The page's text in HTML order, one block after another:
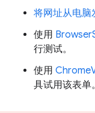
将网址从电脑
使用
行测试。
使用
具试用该表单。